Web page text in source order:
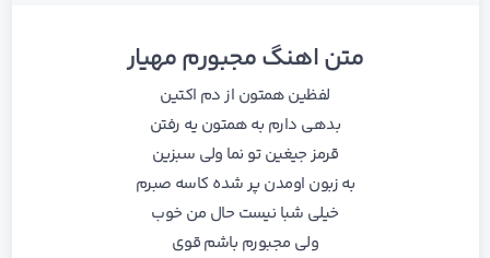
متن اهنگ مجبورم مهیار
لفظین همتون از دم اکتین
بدهی دارم به همتون یه رفتن
قرمز جیغین تو نما ولی سبزین
به زبون اومدن پر شده کاسه صبرم
ﺧﻴﻠﻰ ﺷﺒﺎ ﻧﻴﺴﺖ ﺣﺎل ﻣﻦ ﺧﻮب
وﻟﻰ ﻣﺠﺒﻮرم ﺑﺎﺷﻢ ﻗﻮی